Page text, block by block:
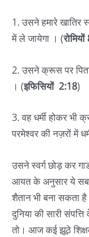
1. उसने हमारे खातिर
में ले जायेगा । (
2. उसने क्रूस पर पिता
। (इफिसियों 2:18)
3. वह धर्मी होकर भी
परमेश्वर की नज़रों में
उसने स्वर्ग छोड़ कर
आयत के अनुसार ये सब
शैतान भी बना सकता
दुनिया की सारी
तो। आज कई झूठे